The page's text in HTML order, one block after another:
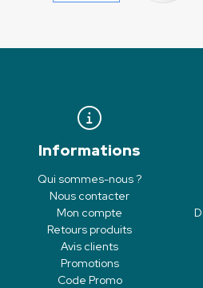
Informations
Qui sommes-nous ?
Nous contacter
Mon compte
Retours produits
Avis clients
Promotions
Code Promo